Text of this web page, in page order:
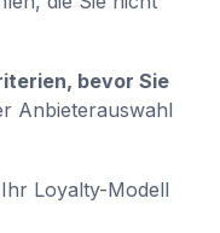
bevor Sie
Anbieterauswahl
Loyalty-Modell